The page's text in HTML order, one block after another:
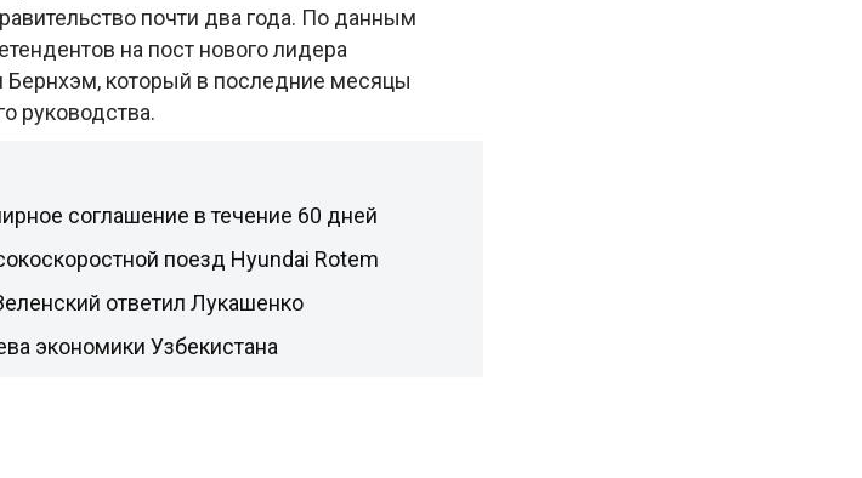
почти два года. По данным
на пост нового лидера
Бернхэм, который в последние месяцы
руководства.
соглашение в течение 60 дней
поезд Hyundai Rotem
ответил Лукашенко
экономики Узбекистана